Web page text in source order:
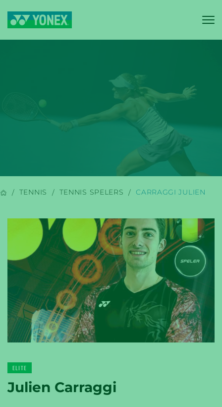
BADMINTON
TENNIS
YONEX
GOLF
TENNIS TENNIS SPELERS CARRAGGI JULIEN
ELITE
Julien Carraggi